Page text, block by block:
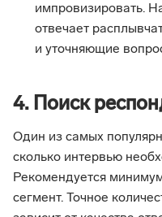
импровизировать.
отвечает
и уточняющие
4. Поиск
Один из самых
сколько интервью
Рекомендуется
сегмент. Точное